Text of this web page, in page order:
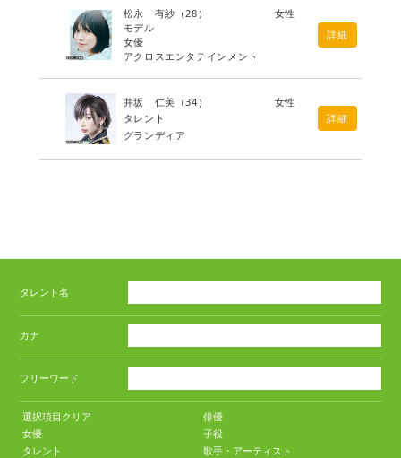
松永 有紗 （28）
女性
モデル
女優
アクロスエンタテインメント
詳細
井坂 仁美 （34）
女性
タレント
グランディア
詳細
タレント名
カナ
フリーワード
選択項目クリア
俳優
女優
子役
タレント
歌手・アーティスト